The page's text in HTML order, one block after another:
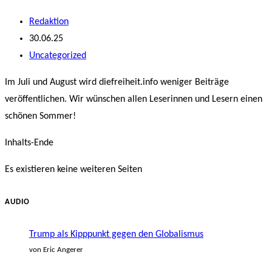
Beitrags-
Autor:
Redaktion
Beitrag
veröffentlicht:
30.06.25
Beitrags-
Uncategorized
Im Juli und August wird diefreiheit.info weniger Beiträge
veröffentlichen. Wir wünschen allen Leserinnen und Lesern einen
schönen Sommer!
Inhalts-Ende
Es existieren keine weiteren Seiten
AUDIO
Trump als Kipppunkt gegen den Globalismus
von Eric Angerer